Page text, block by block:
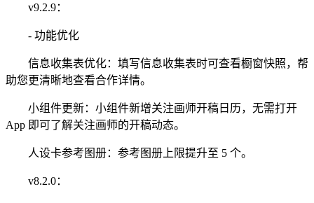
v9.2.9：
- 功能优化
信息收集表优化：填写信息收集表时可查看橱窗快照，帮
助您更清晰地查看合作详情。
小组件更新：小组件新增关注画师开稿日历，无需打开
App 即可了解关注画师的开稿动态。
人设卡参考图册：参考图册上限提升至 5 个。
v8.2.0：